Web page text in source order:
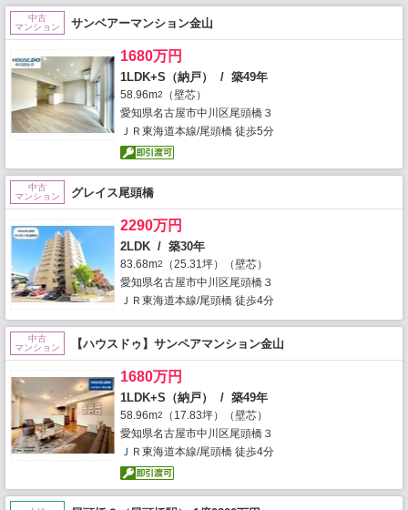
中古
マンション
サンベアーマンション金山
1680万円
1LDK+S（納戸） / 築49年
58.96m2
（壁芯）
愛知県名古屋市中川区尾頭橋３
ＪＲ東海道本線/尾頭橋 徒歩5分
中古
マンション
グレイス尾頭橋
2290万円
2LDK / 築30年
83.68m2
（25.31坪）（壁芯）
愛知県名古屋市中川区尾頭橋３
ＪＲ東海道本線/尾頭橋 徒歩4分
中古
マンション
【ハウスドゥ】サンペアマンション金山
1680万円
1LDK+S（納戸） / 築49年
58.96m2
（17.83坪）（壁芯）
愛知県名古屋市中川区尾頭橋３
ＪＲ東海道本線/尾頭橋 徒歩4分